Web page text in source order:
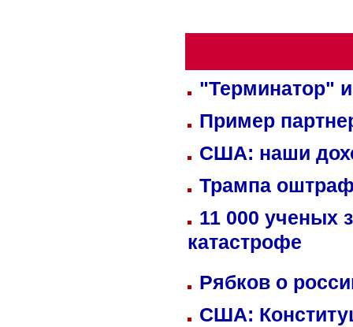
"Терминатор"
Пример
США: наши
Трампа
11 000 ученых
катастрофе
Рябков о
США: